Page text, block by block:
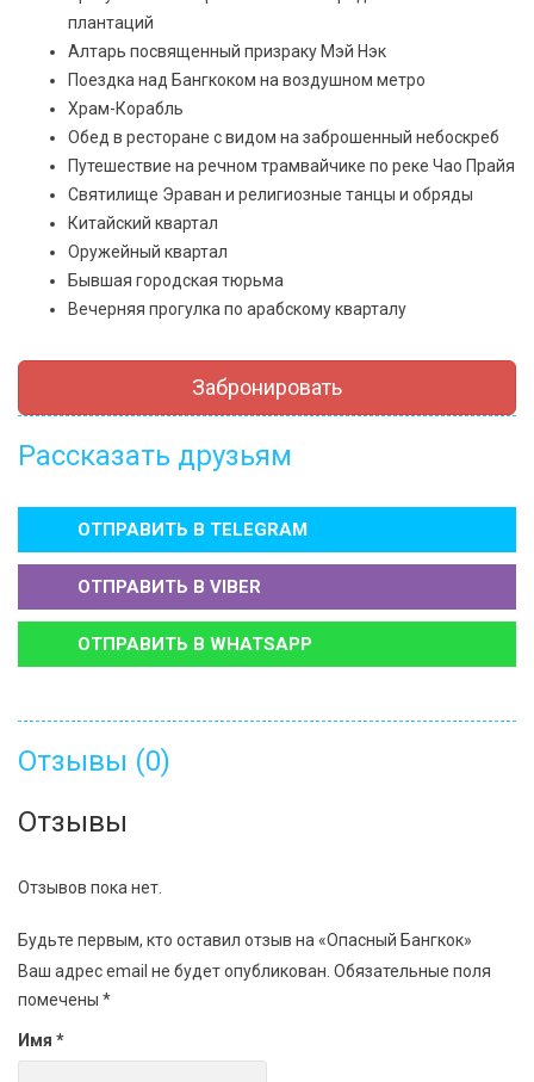
плантаций
Алтарь посвященный призраку Мэй Нэк
Поездка над Бангкоком на воздушном метро
Храм-Корабль
Обед в ресторане с видом на заброшенный небоскреб
Путешествие на речном трамвайчике по реке Чао Прайя
Святилище Эраван и религиозные танцы и обряды
Китайский квартал
Оружейный квартал
Бывшая городская тюрьма
Вечерняя прогулка по арабскому кварталу
Забронировать
Рассказать друзьям
ОТПРАВИТЬ В TELEGRAM
ОТПРАВИТЬ В VIBER
ОТПРАВИТЬ В WHATSAPP
Отзывы (0)
Отзывы
Отзывов пока нет.
Будьте первым, кто оставил отзыв на «Опасный Бангкок»
Ваш адрес email не будет опубликован. Обязательные поля
помечены *
Имя *